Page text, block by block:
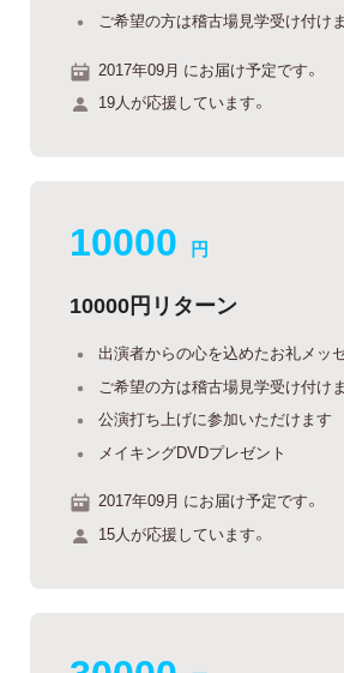
ご希望の方は稽古場見学受け付け
2017年09月 にお届け予定です。
19人が応援しています。
10000 円
10000円リターン
出演者からの心を込めたお礼メッ
ご希望の方は稽古場見学受け付け
公演打ち上げに参加いただけます
メイキングDVDプレゼント
2017年09月 にお届け予定です。
15人が応援しています。